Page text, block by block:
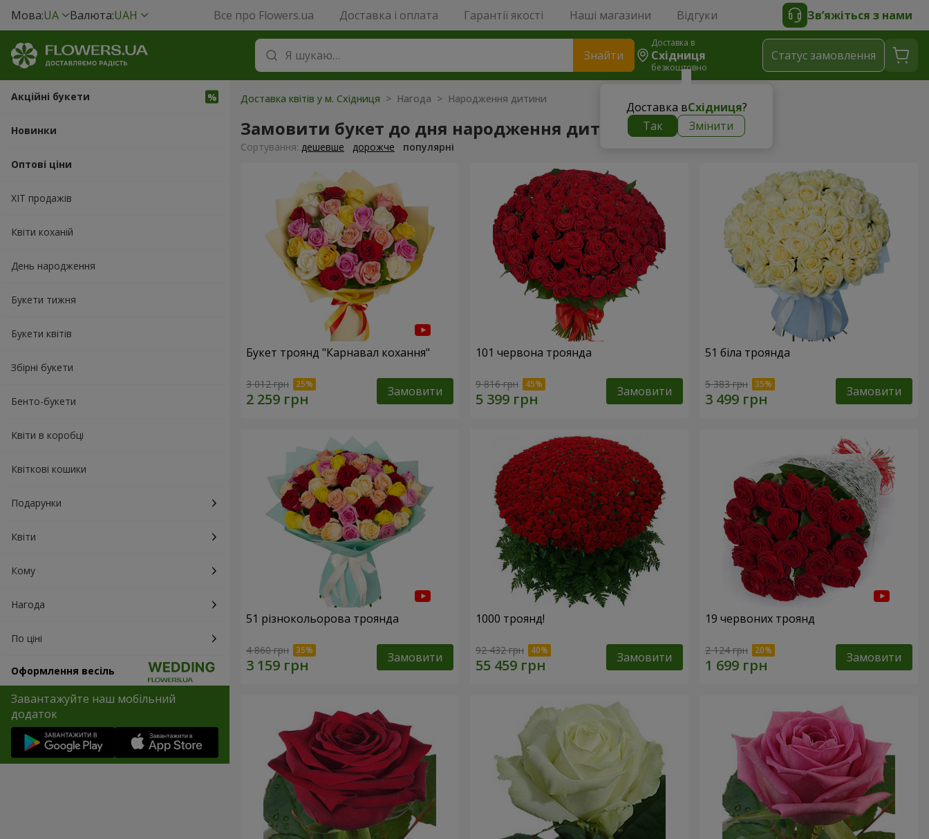
Мова:UA Валюта:UAH Все про Flowers.ua Доставка і оплата Гарантії якості Наші магазини Відгуки Зв’яжіться з нами
Знайти
Доставка в
Східниця
безкоштовно
Доставка вСхідниця?
Так
Змінити
Статус замовлення
Акційні букети
Новинки
Оптові ціни
ХІТ продажів
Квіти коханій
День народження
Букети тижня
Букети квітів
Збірні букети
Бенто-букети
Квіти в коробці
Квіткові кошики
Подарунки
Квіти
Кому
Нагода
По ціні
Оформлення весіль
Завантажуйте наш мобільний
додаток
Доставка квітів у м. Східниця > Нагода > Народження дитини
Замовити букет до дня народження дитини
Сортування: дешевше дорожче популярні
Букет троянд "Карнавал кохання"
3 012 грн Замовити
101 червона троянда
9 816 грн Замовити
51 біла троянда
5 383 грн Замовити
51 різнокольорова троянда
4 860 грн Замовити
1000 троянд!
92 432 грн Замовити
19 червоних троянд
2 124 грн Замовити